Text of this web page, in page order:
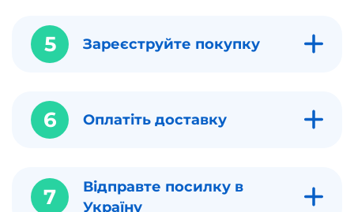
5 Зареєструйте покупку
6 Оплатіть доставку
7
Відправте посилку в
Україну